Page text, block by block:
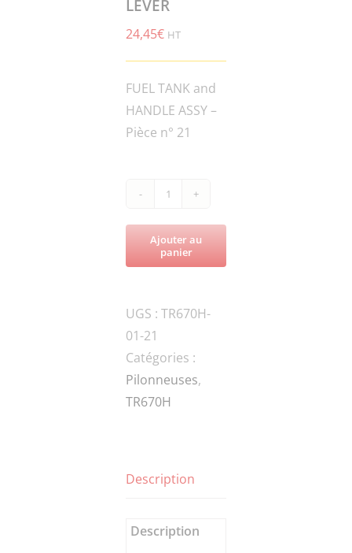
LEVER
24,45€ HT
FUEL TANK and
HANDLE ASSY –
Pièce n° 21
de
TR670H-
70ND-
THROTTLE
Ajouter au
panier
UGS : TR670H-
01-21
Catégories :
Pilonneuses,
TR670H
Description
Description